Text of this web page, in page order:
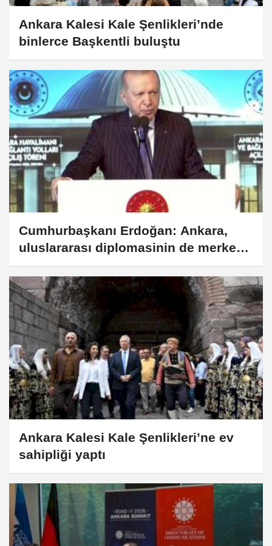
Ankara Kalesi Kale Şenlikleri’nde
binlerce Başkentli buluştu
Cumhurbaşkanı Erdoğan: Ankara,
uluslararası diplomasinin de merkezi
haline geliyor
Ankara Kalesi Kale Şenlikleri’ne ev
sahipliği yaptı